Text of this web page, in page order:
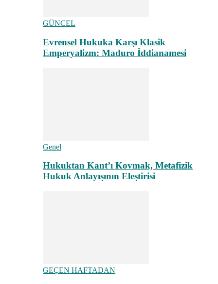
GÜNCEL
Evrensel Hukuka Karşı Klasik
Emperyalizm: Maduro İddianamesi
Genel
Hukuktan Kant’ı Kovmak, Metafizik
Hukuk Anlayışının Eleştirisi
GEÇEN HAFTADAN